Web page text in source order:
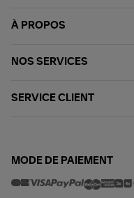
À PROPOS
NOS SERVICES
SERVICE CLIENT
MODE DE PAIEMENT